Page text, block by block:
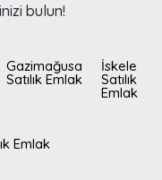
bulun!
Gazimağusa
Satılık Emlak
İskele
Satılık
Emlak
Emlak